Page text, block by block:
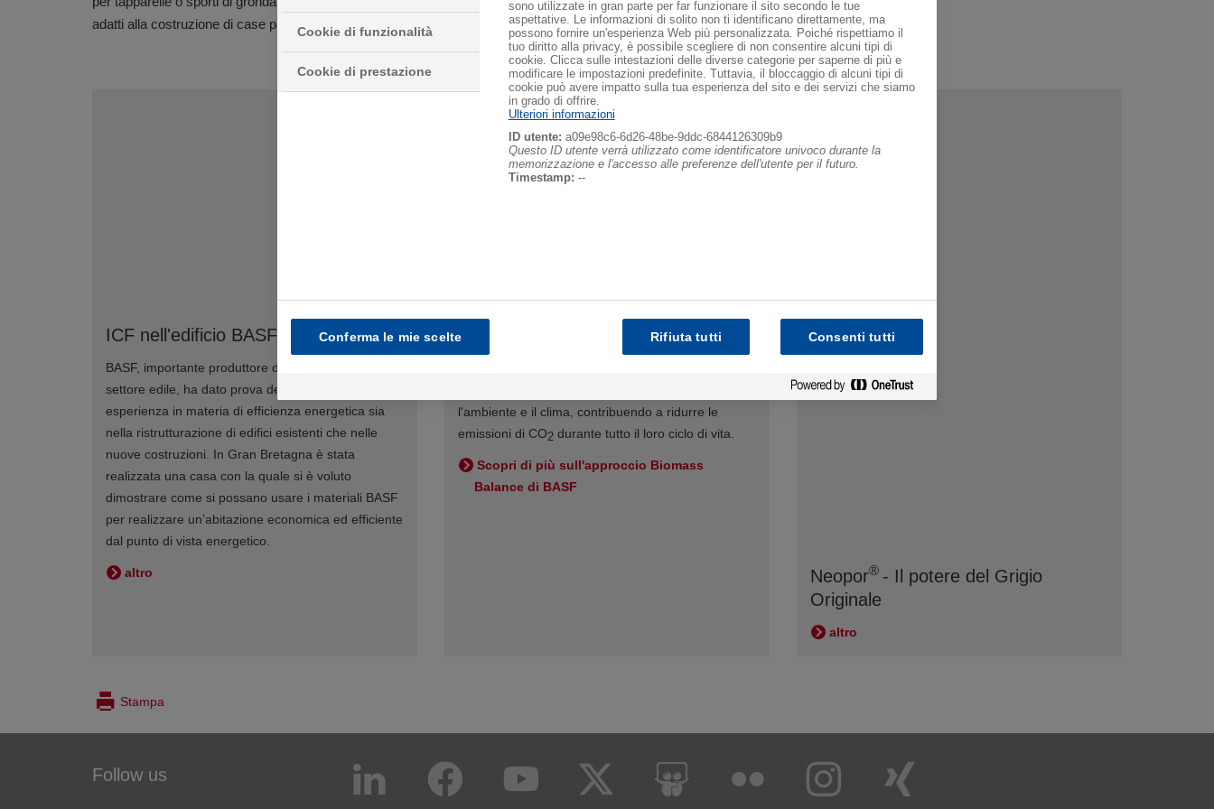
adatti alla costruzione di case passive e a basso consumo energetico.
ICF nell'edificio BASF a Nottingham
BASF, importante produttore di materiale per il
settore edile, ha dato prova della consolidata
esperienza in materia di efficienza energetica sia
nella ristrutturazione di edifici esistenti che nelle
nuove costruzioni. In Gran Bretagna è stata
realizzata una casa con la quale si è voluto
dimostrare come si possano usare i materiali BASF
per realizzare un’abitazione economica ed efficiente
dal punto di vista energetico.
altro
Ridurre le emissioni di CO2con
pannelli isolanti in Neopor®BMB
l'ambiente e il clima, contribuendo a ridurre le
emissioni di CO2 durante tutto il loro ciclo di vita.
Scopri di più sull'approccio Biomass
Balance di BASF
Neopor® - Il potere del Grigio
Originale
altro
Stampa
Follow us
Cookie di funzionalità
Cookie di prestazione
sono utilizzate in gran parte per far funzionare il sito secondo le tue
aspettative. Le informazioni di solito non ti identificano direttamente, ma
possono fornire un'esperienza Web più personalizzata. Poiché rispettiamo il
tuo diritto alla privacy, è possibile scegliere di non consentire alcuni tipi di
cookie. Clicca sulle intestazioni delle diverse categorie per saperne di più e
modificare le impostazioni predefinite. Tuttavia, il bloccaggio di alcuni tipi di
cookie può avere impatto sulla tua esperienza del sito e dei servizi che siamo
in grado di offrire.
Ulteriori informazioni
ID utente: a09e98c6-6d26-48be-9ddc-6844126309b9
Questo ID utente verrà utilizzato come identificatore univoco durante la
memorizzazione e l'accesso alle preferenze dell'utente per il futuro.
Timestamp: --
Conferma le mie scelte Rifiuta tutti Consenti tutti